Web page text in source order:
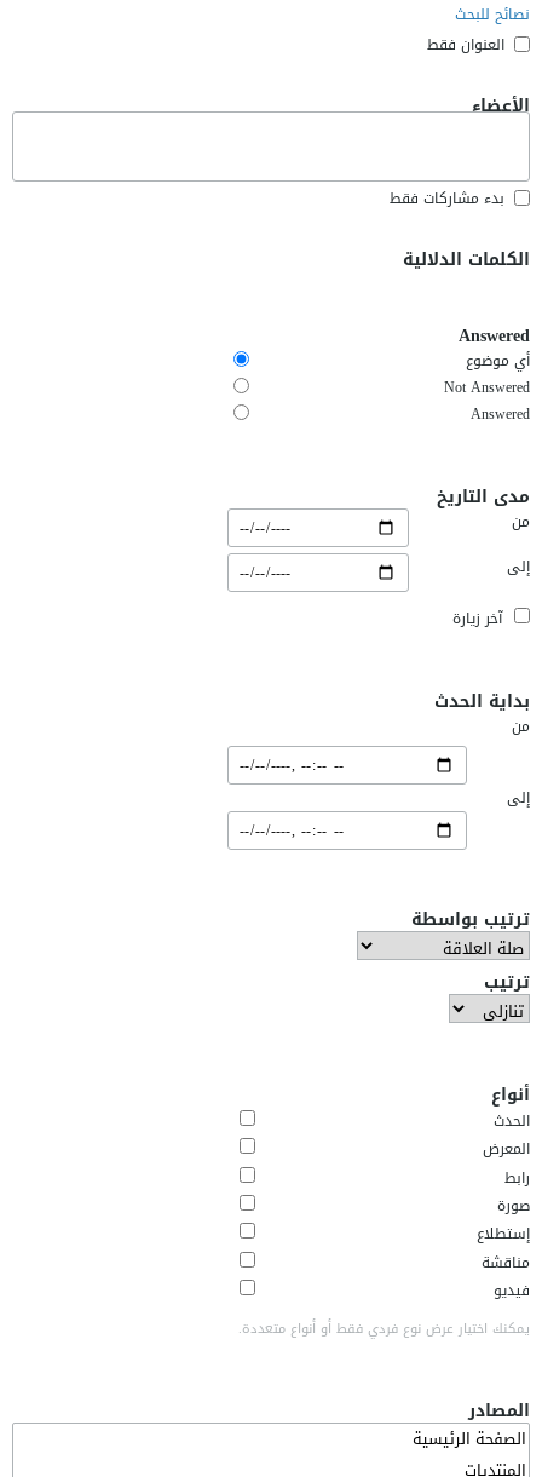
نصائح للبحث
العنوان فقط
الأعضاء
بدء مشاركات فقط
الكلمات الدلالية
Answered
أي موضوع
Not Answered
Answered
مدى التاريخ
من
إلى
آخر زيارة
بداية الحدث
من
إلى
ترتيب بواسطة
ترتيب
أنواع
الحدث
المعرض
رابط
صورة
إستطلاع
مناقشة
فيديو
يمكنك اختيار عرض نوع فردي فقط أو أنواع متعددة.
المصادر